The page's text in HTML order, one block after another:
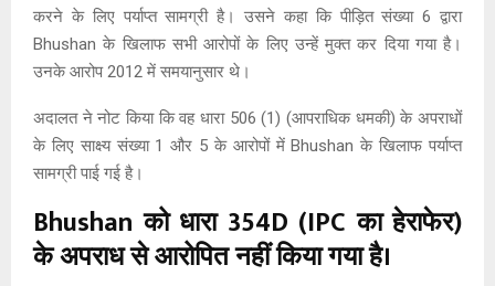
करने के लिए पर्याप्त सामग्री है। उसने कहा कि पीड़ित संख्या 6 द्वारा
Bhushan के खिलाफ सभी आरोपों के लिए उन्हें मुक्त कर दिया गया है।
उनके आरोप 2012 में समयानुसार थे।
अदालत ने नोट किया कि वह धारा 506 (1) (आपराधिक धमकी) के अपराधों
के लिए साक्ष्य संख्या 1 और 5 के आरोपों में Bhushan के खिलाफ पर्याप्त
सामग्री पाई गई है।
Bhushan को धारा 354D (IPC का हेराफेर)
के अपराध से आरोपित नहीं किया गया है।